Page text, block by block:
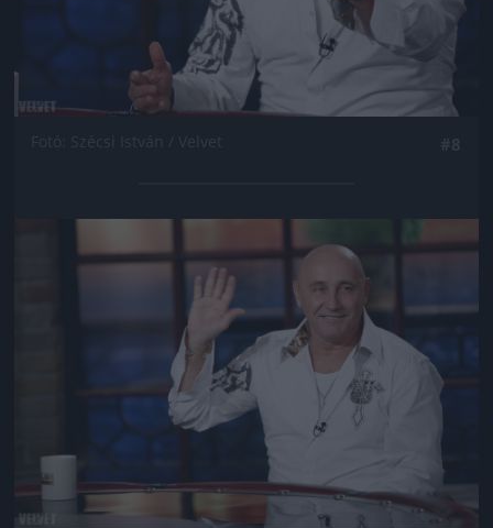
Jön még kép!